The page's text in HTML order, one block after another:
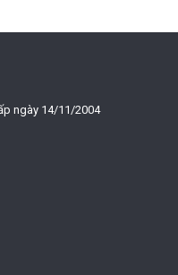
ngày 14/11/2004